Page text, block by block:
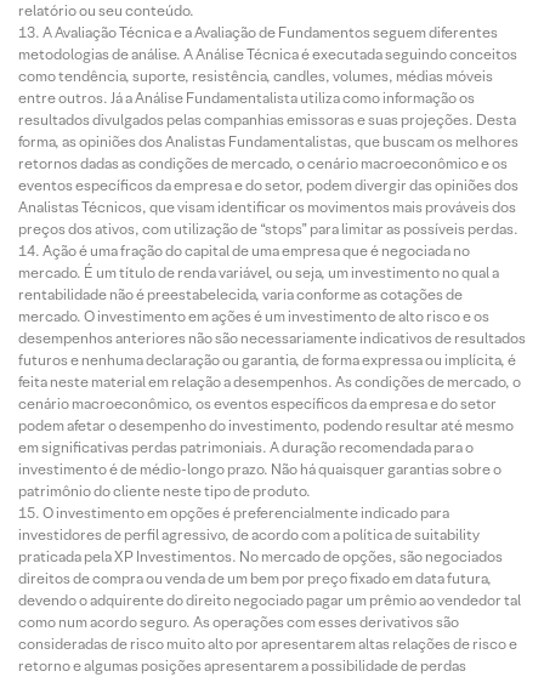
relatório ou seu conteúdo.
A Avaliação Técnica e a Avaliação de Fundamentos seguem diferentes
metodologias de análise. A Análise Técnica é executada seguindo conceitos
como tendência, suporte, resistência, candles, volumes, médias móveis
entre outros. Já a Análise Fundamentalista utiliza como informação os
resultados divulgados pelas companhias emissoras e suas projeções. Desta
forma, as opiniões dos Analistas Fundamentalistas, que buscam os melhores
retornos dadas as condições de mercado, o cenário macroeconômico e os
eventos específicos da empresa e do setor, podem divergir das opiniões dos
Analistas Técnicos, que visam identificar os movimentos mais prováveis dos
preços dos ativos, com utilização de “stops” para limitar as possíveis perdas.
Ação é uma fração do capital de uma empresa que é negociada no
mercado. É um título de renda variável, ou seja, um investimento no qual a
rentabilidade não é preestabelecida, varia conforme as cotações de
mercado. O investimento em ações é um investimento de alto risco e os
desempenhos anteriores não são necessariamente indicativos de resultados
futuros e nenhuma declaração ou garantia, de forma expressa ou implícita, é
feita neste material em relação a desempenhos. As condições de mercado, o
cenário macroeconômico, os eventos específicos da empresa e do setor
podem afetar o desempenho do investimento, podendo resultar até mesmo
em significativas perdas patrimoniais. A duração recomendada para o
investimento é de médio-longo prazo. Não há quaisquer garantias sobre o
patrimônio do cliente neste tipo de produto.
O investimento em opções é preferencialmente indicado para
investidores de perfil agressivo, de acordo com a política de suitability
praticada pela XP Investimentos. No mercado de opções, são negociados
direitos de compra ou venda de um bem por preço fixado em data futura,
devendo o adquirente do direito negociado pagar um prêmio ao vendedor tal
como num acordo seguro. As operações com esses derivativos são
consideradas de risco muito alto por apresentarem altas relações de risco e
retorno e algumas posições apresentarem a possibilidade de perdas